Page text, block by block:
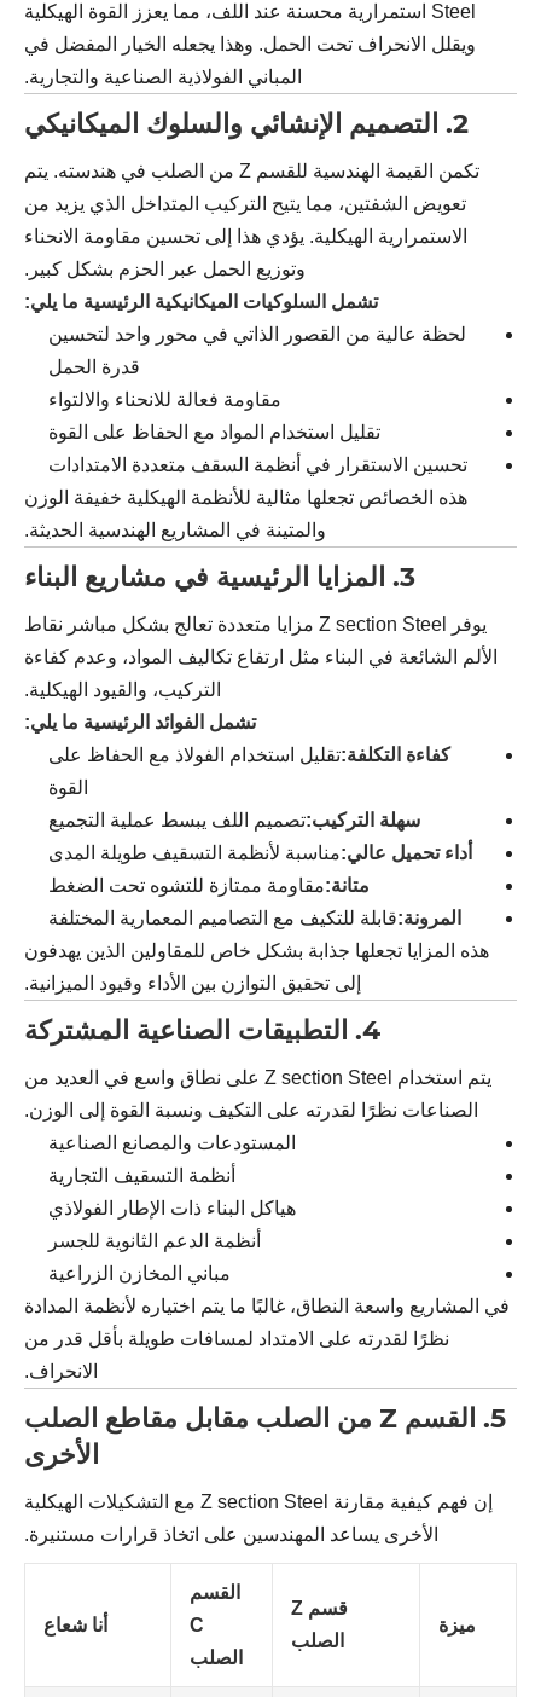
Steel استمرارية محسنة عند اللف، مما يعزز القوة الهيكلية
ويقلل الانحراف تحت الحمل. وهذا يجعله الخيار المفضل في
المباني الفولاذية الصناعية والتجارية.
2. التصميم الإنشائي والسلوك الميكانيكي
تكمن القيمة الهندسية للقسم Z من الصلب في هندسته. يتم
تعويض الشفتين، مما يتيح التركيب المتداخل الذي يزيد من
الاستمرارية الهيكلية. يؤدي هذا إلى تحسين مقاومة الانحناء
وتوزيع الحمل عبر الحزم بشكل كبير.
تشمل السلوكيات الميكانيكية الرئيسية ما يلي:
لحظة عالية من القصور الذاتي في محور واحد لتحسين
قدرة الحمل
مقاومة فعالة للانحناء والالتواء
تقليل استخدام المواد مع الحفاظ على القوة
تحسين الاستقرار في أنظمة السقف متعددة الامتدادات
هذه الخصائص تجعلها مثالية للأنظمة الهيكلية خفيفة الوزن
والمتينة في المشاريع الهندسية الحديثة.
3. المزايا الرئيسية في مشاريع البناء
يوفر Z section Steel مزايا متعددة تعالج بشكل مباشر نقاط
الألم الشائعة في البناء مثل ارتفاع تكاليف المواد، وعدم كفاءة
التركيب، والقيود الهيكلية.
تشمل الفوائد الرئيسية ما يلي:
كفاءة التكلفة:تقليل استخدام الفولاذ مع الحفاظ على
القوة
سهلة التركيب:تصميم اللف يبسط عملية التجميع
أداء تحميل عالي:مناسبة لأنظمة التسقيف طويلة المدى
متانة:مقاومة ممتازة للتشوه تحت الضغط
المرونة:قابلة للتكيف مع التصاميم المعمارية المختلفة
هذه المزايا تجعلها جذابة بشكل خاص للمقاولين الذين يهدفون
إلى تحقيق التوازن بين الأداء وقيود الميزانية.
4. التطبيقات الصناعية المشتركة
يتم استخدام Z section Steel على نطاق واسع في العديد من
الصناعات نظرًا لقدرته على التكيف ونسبة القوة إلى الوزن.
المستودعات والمصانع الصناعية
أنظمة التسقيف التجارية
هياكل البناء ذات الإطار الفولاذي
أنظمة الدعم الثانوية للجسر
مباني المخازن الزراعية
في المشاريع واسعة النطاق، غالبًا ما يتم اختياره لأنظمة المدادة
نظرًا لقدرته على الامتداد لمسافات طويلة بأقل قدر من
الانحراف.
5. القسم Z من الصلب مقابل مقاطع الصلب
الأخرى
إن فهم كيفية مقارنة Z section Steel مع التشكيلات الهيكلية
الأخرى يساعد المهندسين على اتخاذ قرارات مستنيرة.
ميزة
قسم Z
الصلب
القسم
C
الصلب
أنا شعاع